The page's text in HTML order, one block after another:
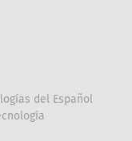
del Español